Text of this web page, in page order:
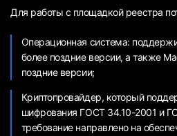
Для работы с площадкой реестра
Операционная система:
более поздние версии, а также
поздние версии;
Криптопровайдер, который
шифрования ГОСТ 34.10-2001 и
требование направлено на